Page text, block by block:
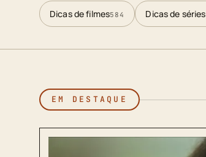
Dicas de filmes584 Dicas de séries
EM DESTAQUE